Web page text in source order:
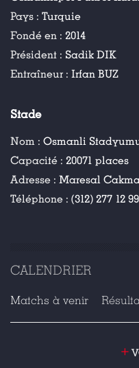
Pays : Turquie
Fondé en : 2014
Président : Sadik DIK
Entraîneur : Irfan BUZ
Stade
Nom : Osmanli
Capacité : 20071 places
Adresse : Maresal
Téléphone : (312) 277 12 99
CALENDRIER
Matchs à venir
+